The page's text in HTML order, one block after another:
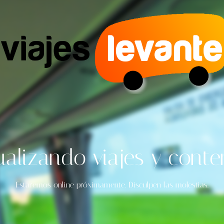
viajes y
Estaremos online próximamente. Disculpen las molestias.